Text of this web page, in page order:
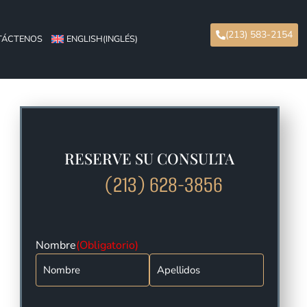
ENGLISH(INGLÉS) (213) 583-2154
RESERVE SU CONSULTA
(213) 628-3856
Nombre(Obligatorio)